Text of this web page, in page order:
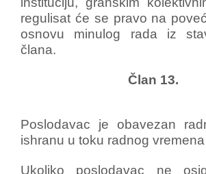
regulisat će se pravo na
osnovu minulog rada iz
člana.
Član 13.
Poslodavac je obavezan
ishranu u toku radnog
Ukoliko poslodavac ne